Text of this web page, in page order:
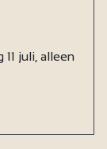
juli, alleen